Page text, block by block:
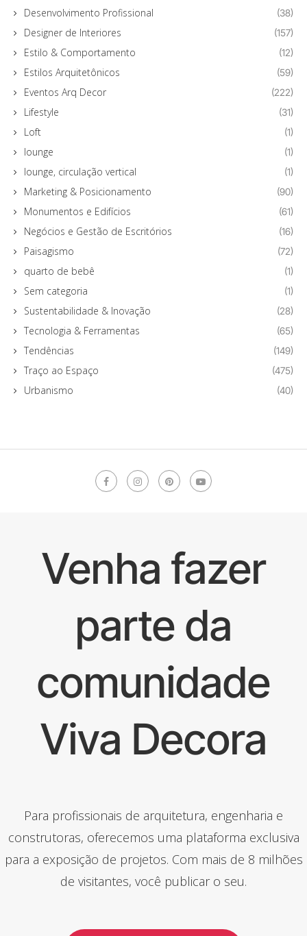
Desenvolvimento Profissional (38)
Designer de Interiores (157)
Estilo & Comportamento (12)
Estilos Arquitetônicos (59)
Eventos Arq Decor (222)
Lifestyle (31)
Loft (1)
lounge (1)
lounge, circulação vertical (1)
Marketing & Posicionamento (90)
Monumentos e Edifícios (61)
Negócios e Gestão de Escritórios (16)
Paisagismo (72)
quarto de bebê (1)
Sem categoria (1)
Sustentabilidade & Inovação (28)
Tecnologia & Ferramentas (65)
Tendências (149)
Traço ao Espaço (475)
Urbanismo (40)
Venha fazer
parte da
comunidade
Viva Decora
Para profissionais de arquitetura, engenharia e
construtoras, oferecemos uma plataforma exclusiva
para a exposição de projetos. Com mais de 8 milhões
de visitantes, você publicar o seu.